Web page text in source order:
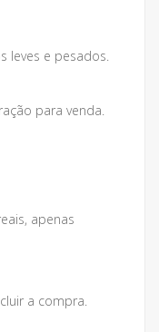
leves e pesados.
para venda.
apenas
a compra.